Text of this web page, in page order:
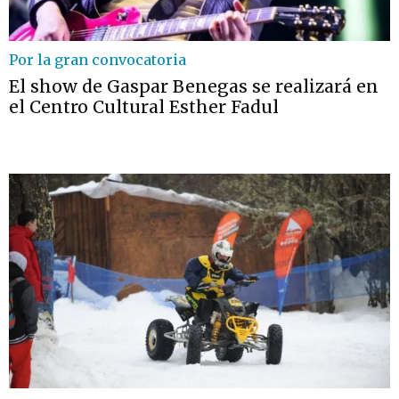
Por la gran convocatoria
El show de Gaspar Benegas se realizará en
el Centro Cultural Esther Fadul